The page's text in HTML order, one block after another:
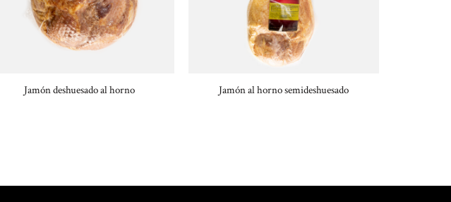
Jamón deshuesado al horno Jamón al horno semideshuesado